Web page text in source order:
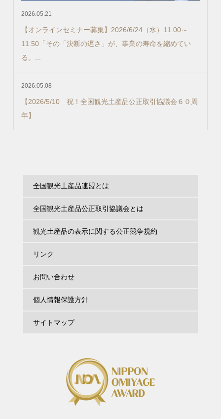
2026.05.21
【オンラインセミナー募集】2026/6/24（水）11:00～
11:50「その「決断の遅さ」が、事業の寿命を縮めてい
る。...
2026.05.08
【2026/5/10 祝！全国観光土産品公正取引協議会６０周
年】
全国観光土産品連盟とは
全国観光土産品公正取引協議会とは
観光土産品の表示に関する公正競争規約
リンク
お問い合わせ
個人情報保護方針
サイトマップ